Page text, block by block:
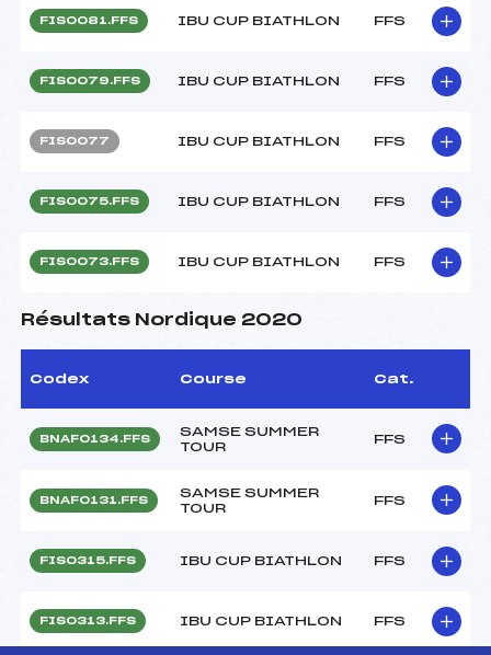
FIS0081.FFS IBU CUP BIATHLON FFS
FIS0079.FFS IBU CUP BIATHLON FFS
FIS0077 IBU CUP BIATHLON FFS
FIS0075.FFS IBU CUP BIATHLON FFS
FIS0073.FFS IBU CUP BIATHLON FFS
Résultats Nordique 2020
Codex Course Cat.
BNAF0134.FFS
SAMSE SUMMER
TOUR
FFS
BNAF0131.FFS
SAMSE SUMMER
TOUR
FFS
FIS0315.FFS IBU CUP BIATHLON FFS
FIS0313.FFS IBU CUP BIATHLON FFS